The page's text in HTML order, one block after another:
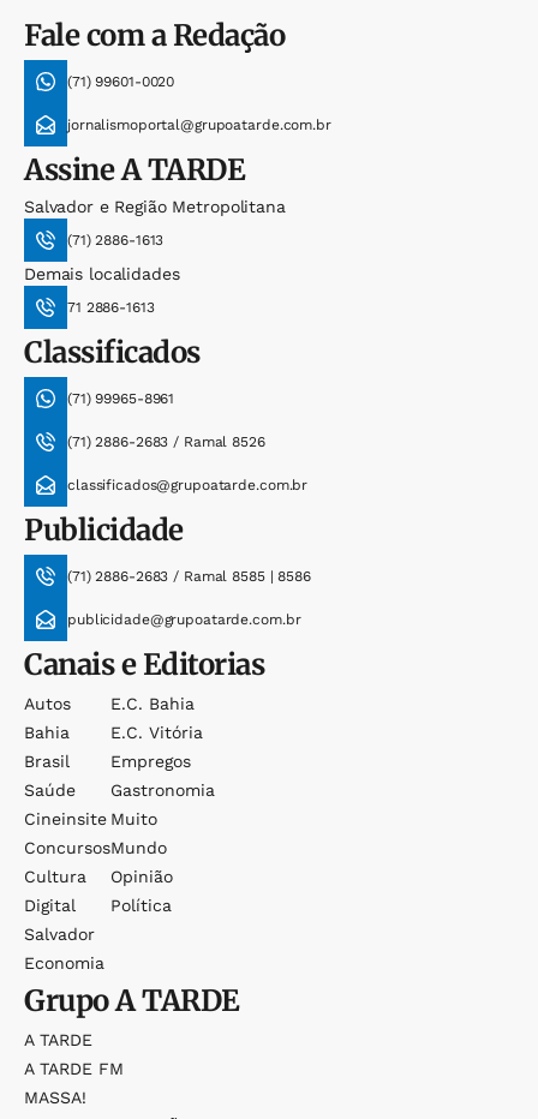
Fale com a Redação
(71) 99601-0020
jornalismoportal@grupoatarde.com.br
AssineA TARDE
Salvador e Região Metropolitana
(71) 2886-1613
Demais localidades
71 2886-1613
Classificados
(71) 99965-8961
(71) 2886-2683 / Ramal 8526
classificados@grupoatarde.com.br
Publicidade
(71) 2886-2683 / Ramal 8585 | 8586
publicidade@grupoatarde.com.br
Canais e Editorias
Autos
Bahia
Brasil
Saúde
Cineinsite
Concursos
Cultura
Digital
Salvador
Economia
E.c. Bahia
E.c. Vitória
Empregos
Gastronomia
Muito
Mundo
Opinião
Política
GrupoA TARDE
A TARDE
A TARDE FM
MASSA!